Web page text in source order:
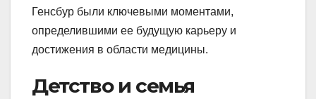
Генсбур были ключевыми моментами,
определившими ее будущую карьеру и
достижения в области медицины.
Детство и семья